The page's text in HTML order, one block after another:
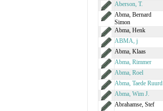
Aberson, T.
Abma, Bernard
Simon
Abma, Henk
ABMA, j
Abma, Klaas
Abma, Rimmer
Abma, Roel
Abma, Taede Ruurd
Abma, Wim J.
Abrahamse, Stef